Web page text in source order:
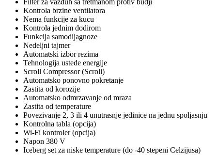
Filter za vazduh sa tretmanom protiv budji
Kontrola brzine ventilatora
Nema funkcije za kucu
Kontrola jednim dodirom
Funkcija samodijagnoze
Nedeljni tajmer
Automatski izbor rezima
Tehnologija ustede energije
Scroll Compressor (Scroll)
Automatsko ponovno pokretanje
Zastita od korozije
Automatsko odmrzavanje od mraza
Zastita od temperature
Povezivanje 2, 3 ili 4 unutrasnje jedinice na jednu spoljasnju
Kontrolna tabla (opcija)
Wi-Fi kontroler (opcija)
Napon 380 V
Iceberg set za niske temperature (do -40 stepeni Celzijusa)